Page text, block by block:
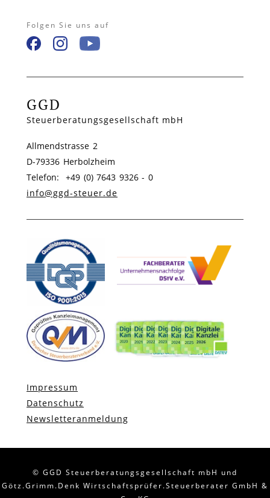
Folgen Sie uns auf
GGD
Steuerberatungsgesellschaft mbH
Allmendstrasse 2
D-79336 Herbolzheim
Telefon: +49 (0) 7643 9326 - 0
info@ggd-steuer.de
Impressum
Datenschutz
Newsletteranmeldung
© GGD Steuerberatungsgesellschaft mbH und
Götz.Grimm.Denk Wirtschaftsprüfer.Steuerberater GmbH &